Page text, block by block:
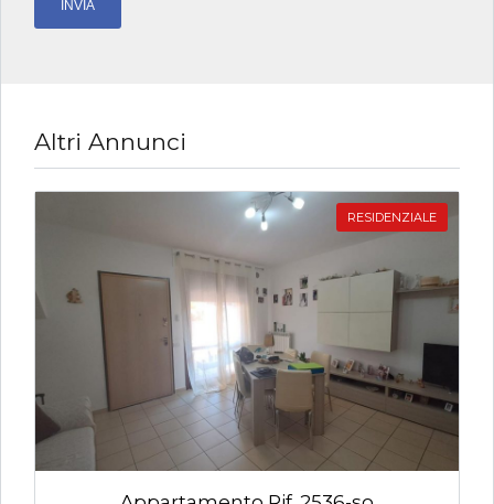
Altri Annunci
RESIDENZIALE